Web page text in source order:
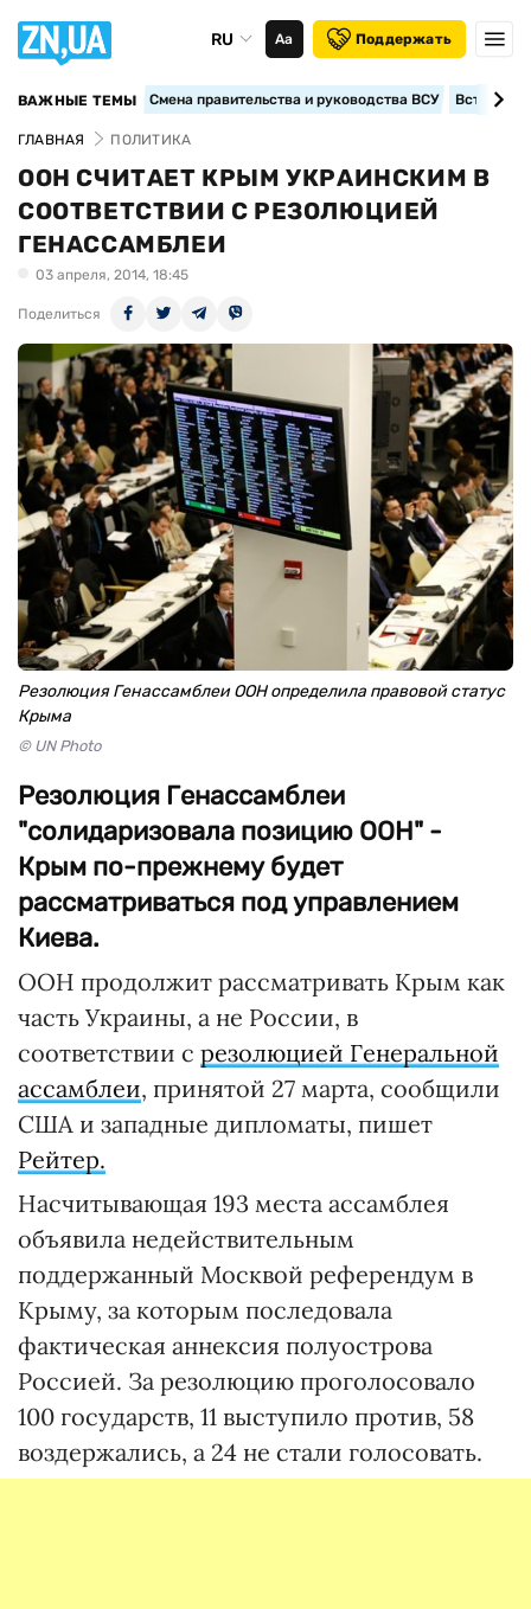
RU Аа Поддержать
ВАЖНЫЕ ТЕМЫ Смена правительства и руководства ВСУ
ГЛАВНАЯ ПОЛИТИКА
ООН СЧИТАЕТ КРЫМ УКРАИНСКИМ В
СООТВЕТСТВИИ С РЕЗОЛЮЦИЕЙ
ГЕНАССАМБЛЕИ
03 апреля, 2014, 18:45
Поделиться
Резолюция Генассамблеи ООН определила правовой статус
Крыма
© UN Photo
Резолюция Генассамблеи
"солидаризовала позицию ООН" -
Крым по-прежнему будет
рассматриваться под управлением
Киева.
ООН продолжит рассматривать Крым как
часть Украины, а не России, в
соответствии с резолюцией Генеральной
ассамблеи, принятой 27 марта, сообщили
США и западные дипломаты, пишет
Рейтер.
Насчитывающая 193 места ассамблея
объявила недействительным
поддержанный Москвой референдум в
Крыму, за которым последовала
фактическая аннексия полуострова
Россией. За резолюцию проголосовало
100 государств, 11 выступило против, 58
воздержались, а 24 не стали голосовать.